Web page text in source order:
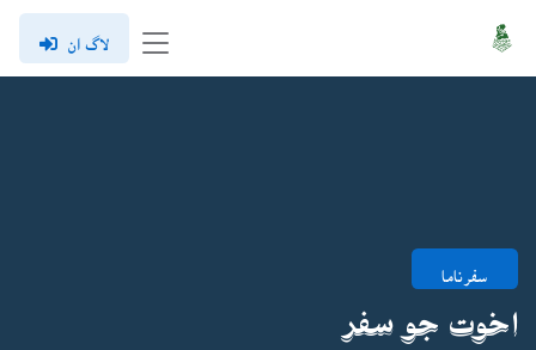
لاگ ان
سفرناما
اخوت جو سفر